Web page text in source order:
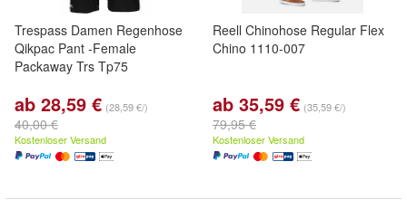
Trespass Damen Regenhose
Qikpac Pant -Female
Packaway Trs Tp75
ab 28,59 € (28,59 €/)
40,00 €
Kostenloser Versand
Reell Chinohose Regular Flex
Chino 1110-007
ab 35,59 € (35,59 €/)
79,95 €
Kostenloser Versand